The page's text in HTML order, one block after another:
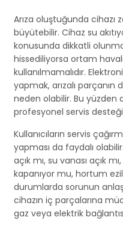
Arıza oluştuğunda
büyütebilir. Cihaz su
konusunda dikkatli
hissediliyorsa ortam
kullanılmamalıdır.
yapmak, arızalı
neden olabilir. Bu yüzden
profesyonel servis
Kullanıcıların servis
yapması da faydalı
açık mı, su vanası açık
kapanıyor mu, hortum
durumlarda sorunun
cihazın iç parçalarına
gaz veya elektrik